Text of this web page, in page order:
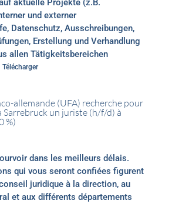
aktuelle Projekte (z.B.
und externer
Datenschutz, Ausschreibungen,
Erstellung und Verhandlung
allen Tätigkeitsbereichen
Télécharger
allemande (UFA) recherche pour
Sarrebruck un juriste (h/f/d) à
%)
dans les meilleurs délais.
qui vous seront confiées figurent
juridique à la direction, au
et aux différents départements